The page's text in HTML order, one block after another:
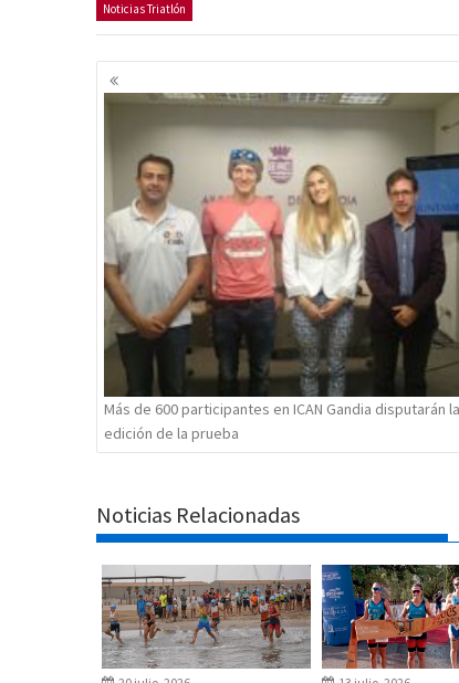
Noticias Triatlón
Navegación
de
entradas
Más de 600 participantes en ICAN Gandia disputarán
edición de la prueba
Noticias Relacionadas